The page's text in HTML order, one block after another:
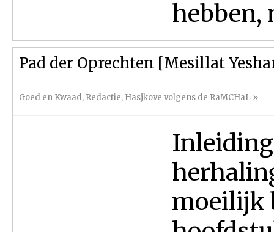
hebben,
Pad der Oprechten [Mesillat
Goed en Kwaad, Redactie, Hasjkove volgens de RaMCHaL »
Inleiding
moeilijk